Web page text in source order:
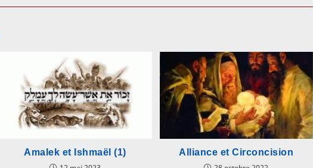
Amalek et Ishmaël (1)
Alliance et Circoncision